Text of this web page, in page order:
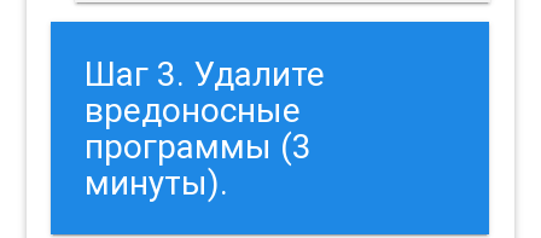
Шаг 3. Удалите
вредоносные
программы (3
минуты).